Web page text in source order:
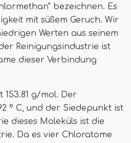
bezeichnen. Es
mit süßem Geruch. Wir
Werten aus seinem
Reinigungsindustrie ist
dieser Verbindung
g/mol. Der
° C, und der Siedepunkt ist
dieses Moleküls ist die
Da es vier Chloratome